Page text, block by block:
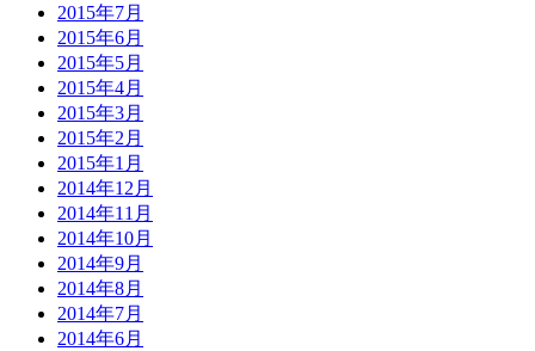
2015年7月
2015年6月
2015年5月
2015年4月
2015年3月
2015年2月
2015年1月
2014年12月
2014年11月
2014年10月
2014年9月
2014年8月
2014年7月
2014年6月